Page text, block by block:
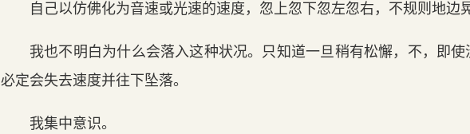
自己以仿佛化为音速或光速的速度，忽上忽下忽左忽右，不规则地边
我也不明白为什么会落入这种状况。只知道一旦稍有松懈，不，即
必定会失去速度并往下坠落。
我集中意识。